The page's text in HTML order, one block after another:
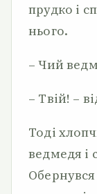
прудко і
нього.
– Чий
– Твій! –
Тоді
ведмедя і